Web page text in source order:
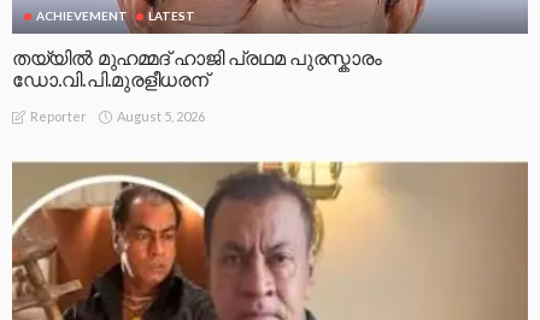
ACHIEVEMENT LATEST
തയ്യിൽ മുഹമ്മദ് ഹാജി പ്രഥമ പുരസ്കാരം
ഡോ.വി.പി.മുരളീധരന്
Reporter August 5, 2026